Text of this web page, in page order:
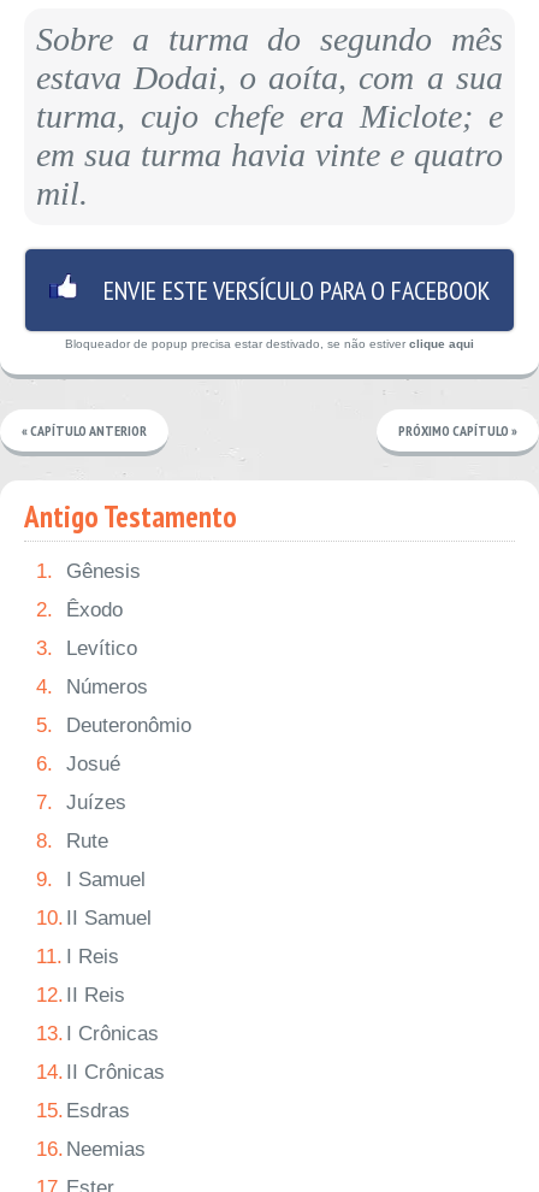
Sobre a turma do segundo mês
estava Dodai, o aoíta, com a sua
turma, cujo chefe era Miclote; e
em sua turma havia vinte e quatro
mil.
ENVIE ESTE VERSÍCULO PARA O FACEBOOK
Bloqueador de popup precisa estar destivado, se não estiver clique aqui
« CAPÍTULO ANTERIOR PRÓXIMO CAPÍTULO »
Antigo Testamento
1.
Gênesis
2.
Êxodo
3.
Levítico
4.
Números
5.
Deuteronômio
6.
Josué
7.
Juízes
8.
Rute
9.
I Samuel
10. II Samuel
11. I Reis
12. II Reis
13. I Crônicas
14. II Crônicas
15. Esdras
16. Neemias